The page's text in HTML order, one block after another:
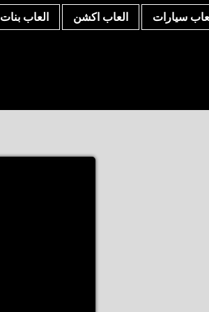
سيارات العاب اكشن العاب بنات